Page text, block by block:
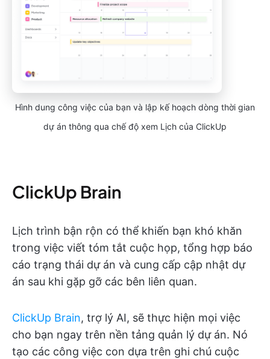
Hình dung công việc của bạn và lập kế hoạch dòng thời gian
dự án thông qua chế độ xem Lịch của ClickUp
ClickUp Brain
Lịch trình bận rộn có thể khiến bạn khó khăn
trong việc viết tóm tắt cuộc họp, tổng hợp báo
cáo trạng thái dự án và cung cấp cập nhật dự
án sau khi gặp gỡ các bên liên quan.
ClickUp Brain, trợ lý AI, sẽ thực hiện mọi việc
cho bạn ngay trên nền tảng quản lý dự án. Nó
tạo các công việc con dựa trên ghi chú cuộc